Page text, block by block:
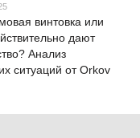
винтовка или
дают
Анализ
ситуаций от Orkov